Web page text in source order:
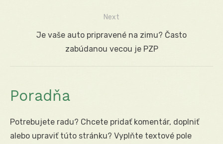
Next
Je vaše auto pripravené na zimu? Často
zabúdanou vecou je PZP
Poradňa
Potrebujete radu? Chcete pridať komentár, doplniť
alebo upraviť túto stránku? Vyplňte textové pole